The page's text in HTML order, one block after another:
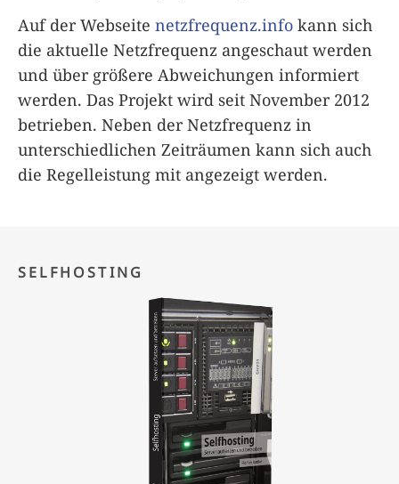
Auf der Webseite netzfrequenz.info kann sich
die aktuelle Netzfrequenz angeschaut werden
und über größere Abweichungen informiert
werden. Das Projekt wird seit November 2012
betrieben. Neben der Netzfrequenz in
unterschiedlichen Zeiträumen kann sich auch
die Regelleistung mit angezeigt werden.
SELFHOSTING